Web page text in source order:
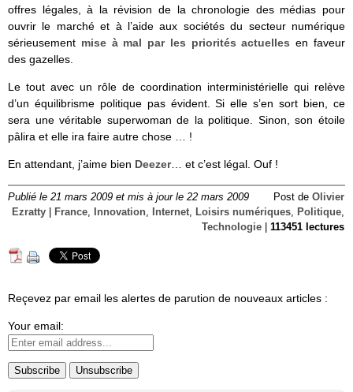
offres légales, à la révision de la chronologie des médias pour
ouvrir le marché et à l’aide aux sociétés du secteur numérique
sérieusement mise à mal par les priorités actuelles en faveur
des gazelles.
Le tout avec un rôle de coordination interministérielle qui relève
d’un équilibrisme politique pas évident. Si elle s’en sort bien, ce
sera une véritable superwoman de la politique. Sinon, son étoile
pâlira et elle ira faire autre chose … !
En attendant, j’aime bien Deezer… et c’est légal. Ouf !
Publié le 21 mars 2009 et mis à jour le 22 mars 2009 Post de Olivier
Ezratty
France, Innovation, Internet, Loisirs numériques, Politique,
Technologie
113451 lectures
Reçevez par email les alertes de parution de nouveaux articles :
Your email: